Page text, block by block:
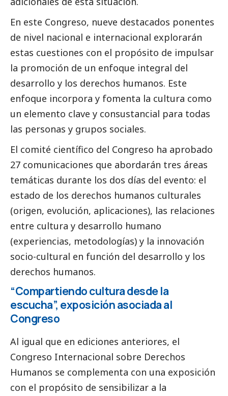
En este Congreso, nueve destacados ponentes
de nivel nacional e internacional explorarán
estas cuestiones con el propósito de impulsar
la promoción de un enfoque integral del
desarrollo y los derechos humanos. Este
enfoque incorpora y fomenta la cultura como
un elemento clave y consustancial para todas
las personas y grupos sociales.
El comité científico del Congreso ha aprobado
27 comunicaciones que abordarán tres áreas
temáticas durante los dos días del evento: el
estado de los derechos humanos culturales
(origen, evolución, aplicaciones), las relaciones
entre cultura y desarrollo humano
(experiencias, metodologías) y la innovación
socio-cultural en función del desarrollo y los
derechos humanos.
“Compartiendo cultura desde la
escucha”, exposición asociada al
Congreso
Al igual que en ediciones anteriores, el
Congreso Internacional sobre Derechos
Humanos se complementa con una exposición
con el propósito de sensibilizar a la